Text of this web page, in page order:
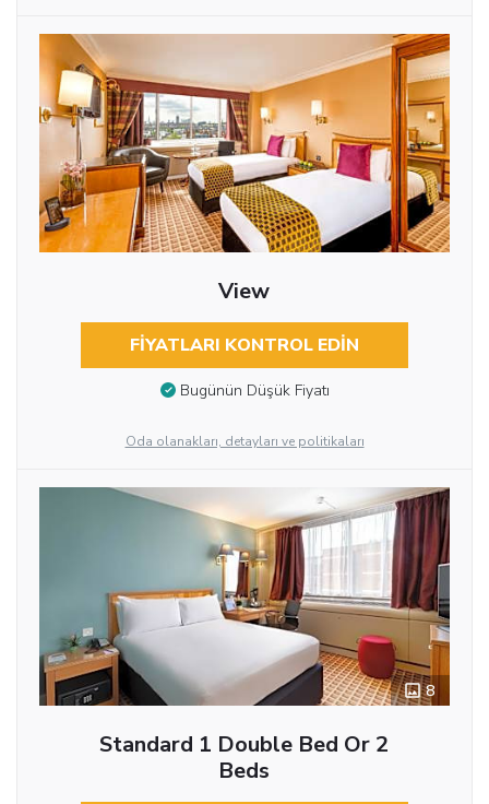
View
FIYATLARI KONTROL EDIN
Bugünün Düşük Fiyatı
Oda olanakları, detayları ve politikaları
8
Standard 1 Double Bed Or 2
Beds